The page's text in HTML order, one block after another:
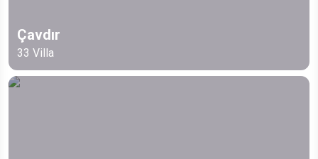
Çavdır
33 Villa